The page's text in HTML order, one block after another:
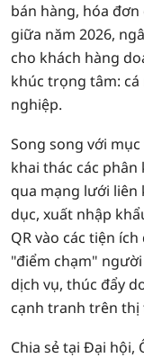
bán hàng, hóa
giữa năm 2026,
cho khách hàng
khúc trọng tâm:
nghiệp.
Song song với
khai thác các
qua mạng lưới liên
dục, xuất nhập
QR vào các tiện
"điểm chạm"
dịch vụ, thúc đẩy
cạnh tranh trên
Chia sẻ tại Đại hội,